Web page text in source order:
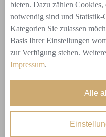
Peeling mit Tiefenreinigung
Massage oder Maske. Das
einer Stunde sofortige
bieten. Dazu zählen
notwendig sind und Statistik-
Kategorien Sie zulassen
Basis Ihrer Einstellungen
zur Verfügung stehen.
Impressum.
Alle